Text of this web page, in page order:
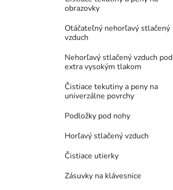
obrazovky
Otáčateľný nehorľavý stlačený
vzduch
Nehorľavý stlačený vzduch pod
extra vysokým tlakom
Čistiace tekutiny a peny na
univerzálne povrchy
Podložky pod nohy
Horľavý stlačený vzduch
Čistiace utierky
Zásuvky na klávesnice